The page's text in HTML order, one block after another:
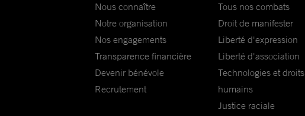
Nous connaître
Notre organisation
Nos engagements
Transparence financière
Devenir bénévole
Recrutement
Tous nos combats
Droit de manifester
Liberté d'expression
Liberté d'association
Technologies et droits
humains
Justice raciale